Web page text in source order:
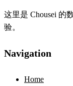
这里是 Chousei 的
验。
Navigation
Home